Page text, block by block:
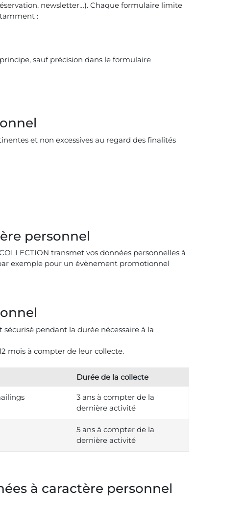
newsletter…). Chaque formulaire limite
:
sauf précision dans le formulaire
et non excessives au regard des finalités
personnel
transmet vos données personnelles à
exemple pour un évènement promotionnel
pendant la durée nécessaire à la
mois à compter de leur collecte.
Durée de la collecte
3 ans à compter de la
dernière activité
5 ans à compter de la
dernière activité
à caractère personnel